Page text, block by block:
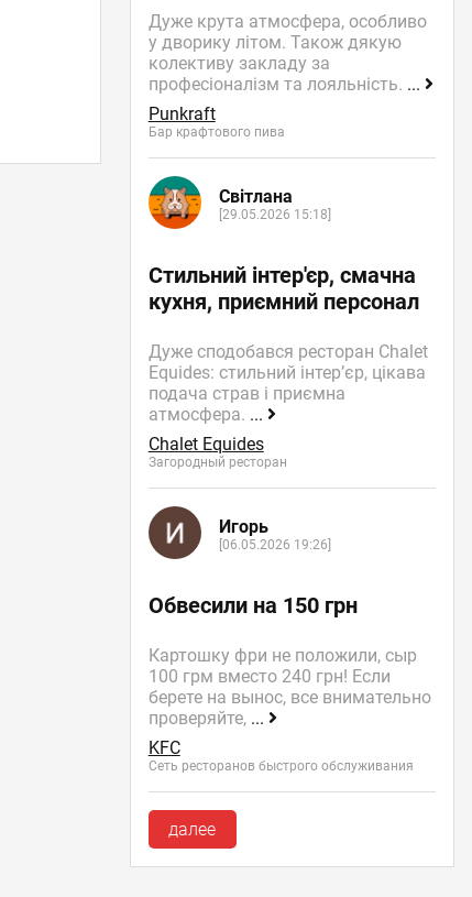
Дуже крута атмосфера, особливо
у дворику літом. Також дякую
колективу закладу за
професіоналізм та лояльність. ...
Punkraft
Бар крафтового пива
Світлана
[29.05.2026 15:18]
Стильний інтер'єр, смачна
кухня, приємний персонал
Дуже сподобався ресторан Chalet
Equides: стильний інтер’єр, цікава
подача страв і приємна
атмосфера. ...
Chalet Equides
Загородный ресторан
Игорь
[06.05.2026 19:26]
Обвесили на 150 грн
Картошку фри не положили, сыр
100 грм вместо 240 грн! Если
берете на вынос, все внимательно
проверяйте, ...
KFC
Сеть ресторанов быстрого обслуживания
далее